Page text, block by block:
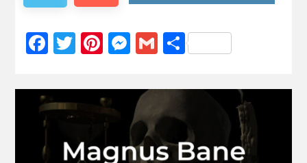
Facebook
Twitter
Pinterest
Messenger
GmailOssza